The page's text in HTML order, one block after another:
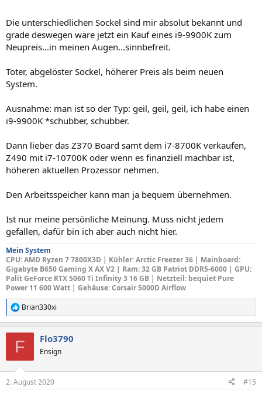
Die unterschiedlichen Sockel sind mir absolut bekannt und
grade deswegen wäre jetzt ein Kauf eines i9-9900K zum
Neupreis...in meinen Augen...sinnbefreit.
Toter, abgelöster Sockel, höherer Preis als beim neuen
System.
Ausnahme: man ist so der Typ: geil, geil, geil, ich habe einen
i9-9900K *schubber, schubber.
Dann lieber das Z370 Board samt dem i7-8700K verkaufen,
Z490 mit i7-10700K oder wenn es finanziell machbar ist,
höheren aktuellen Prozessor nehmen.
Den Arbeitsspeicher kann man ja bequem übernehmen.
Ist nur meine persönliche Meinung. Muss nicht jedem
gefallen, dafür bin ich aber auch nicht hier.
Mein System
CPU: AMD Ryzen 7 7800X3D | Kühler: Arctic Freezer 36 | Mainboard:
Gigabyte B650 Gaming X AX V2 | Ram: 32 GB Patriot DDR5-6000 | GPU:
Palit GeForce RTX 5060 Ti Infinity 3 16 GB | Netzteil: bequiet Pure
Power 11 600 Watt | Gehäuse: Corsair 5000D Airflow
R
e
e
Brian330xi
F Flo3790
Ensign
2. August 2020 #15